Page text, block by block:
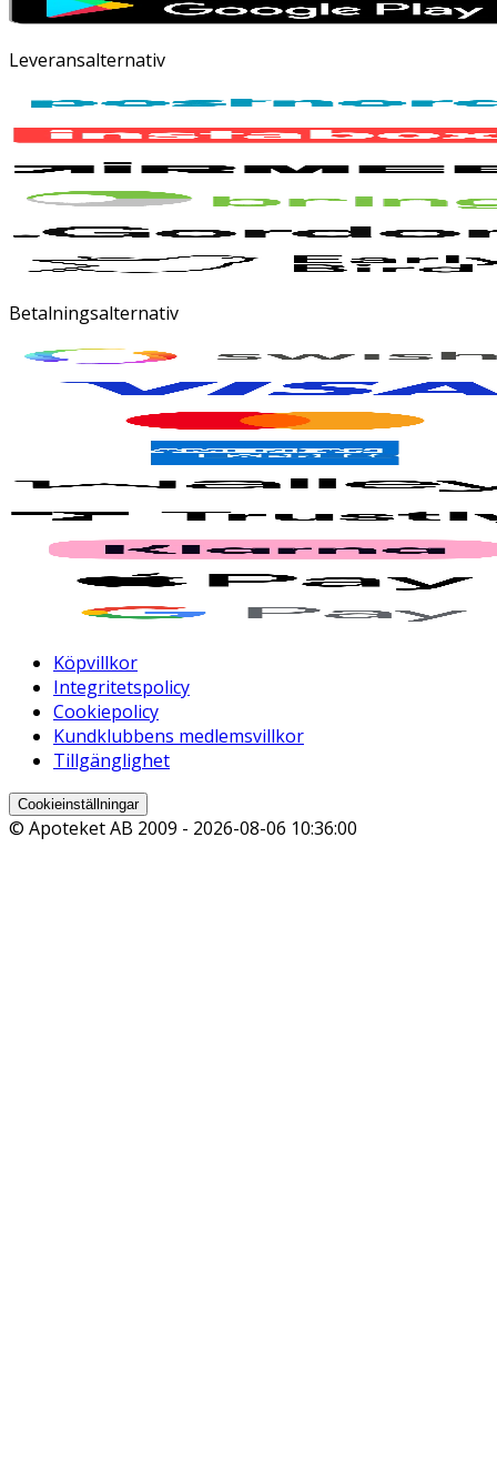
Leveransalternativ
Betalningsalternativ
Köpvillkor
Integritetspolicy
Cookiepolicy
Kundklubbens medlemsvillkor
Tillgänglighet
Cookieinställningar
© Apoteket AB 2009 - 2026-08-06 10:36:00